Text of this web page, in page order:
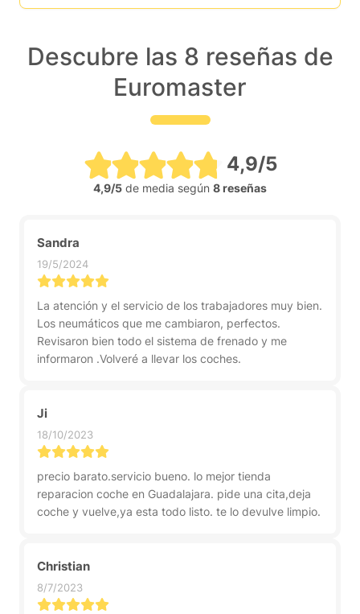
Descubre las 8 reseñas de
Euromaster
4,9/5
4,9/5 de media según 8 reseñas
Sandra
19/5/2024
La atención y el servicio de los trabajadores muy bien.
Los neumáticos que me cambiaron, perfectos.
Revisaron bien todo el sistema de frenado y me
informaron .Volveré a llevar los coches.
Ji
18/10/2023
precio barato.servicio bueno. lo mejor tienda
reparacion coche en Guadalajara. pide una cita,deja
coche y vuelve,ya esta todo listo. te lo devulve limpio.
Christian
8/7/2023